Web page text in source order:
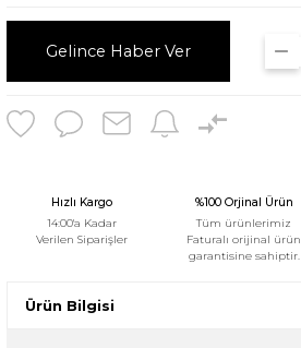
Gelince Haber Ver
Hızlı Kargo
14:00'a Kadar
Verilen Siparişler
%100 Orjinal Ürün
Tüm ürünlerimiz
Faturalı orijinal ürün
garantisine sahiptir.
Ürün Bilgisi